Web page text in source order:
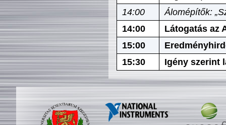
14:00
Álomépítők:
14:00
Látogatás az
15:00
15:30
Igény szerint